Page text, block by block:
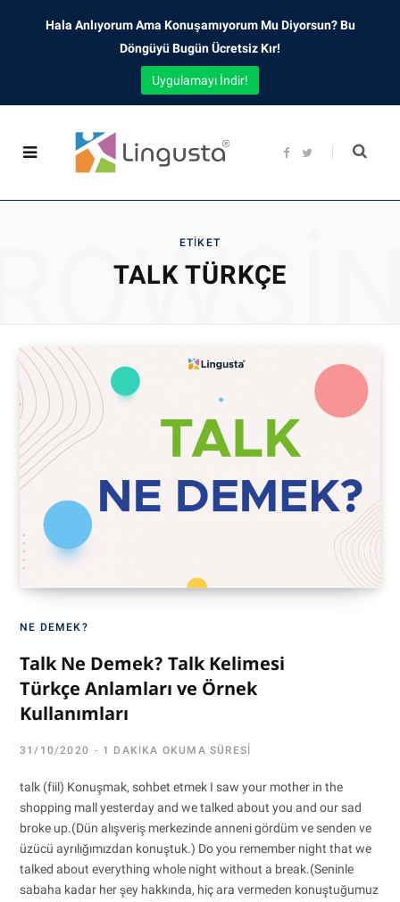
F
b
t
ETIKET
TALK TÜRKÇE
NE DEMEK?
Talk Ne Demek? Talk Kelimesi
Türkçe Anlamları ve Örnek
Kullanımları
31/10/2020 1 DAKIKA OKUMA SÜRESI
talk (fiil) Konuşmak, sohbet etmek I saw your mother in the
shopping mall yesterday and we talked about you and our sad
broke up.(Dün alışveriş merkezinde anneni gördüm ve senden ve
üzücü ayrılığımızdan konuştuk.) Do you remember night that we
talked about everything whole night without a break.(Seninle
sabaha kadar her şey hakkında, hiç ara vermeden konuştuğumuz
Hala Anlıyorum Ama Konuşamıyorum Mu Diyorsun? Bu
Döngüyü Bugün Ücretsiz Kır!
Uygulamayı İndir!